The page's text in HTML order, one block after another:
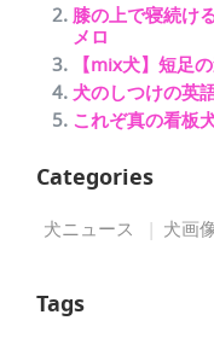
膝の上で寝続け
メロ
【mix犬】短足
犬のしつけの英
これぞ真の看板
Categories
犬ニュース 犬画
Tags